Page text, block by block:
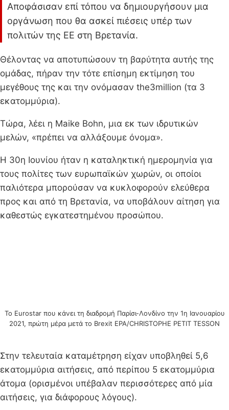
Αποφάσισαν επί τόπου να δημιουργήσουν μια
οργάνωση που θα ασκεί πιέσεις υπέρ των
πολιτών της ΕΕ στη Βρετανία.
Θέλοντας να αποτυπώσουν τη βαρύτητα αυτής της
ομάδας, πήραν την τότε επίσημη εκτίμηση του
μεγέθους της και την ονόμασαν the3million (τα 3
εκατομμύρια).
Τώρα, λέει η Maike Bohn, μια εκ των ιδρυτικών
μελών, «πρέπει να αλλάξουμε όνομα».
Η 30η Ιουνίου ήταν η καταληκτική ημερομηνία για
τους πολίτες των ευρωπαϊκών χωρών, οι οποίοι
παλιότερα μπορούσαν να κυκλοφορούν ελεύθερα
προς και από τη Βρετανία, να υποβάλουν αίτηση για
καθεστώς εγκατεστημένου προσώπου.
Το Eurostar που κάνει τη διαδρομή Παρίσι-Λονδίνο την 1η Ιανουαρίου
2021, πρώτη μέρα μετά το Brexit EPA/CHRISTOPHE PETIT TESSON
Στην τελευταία καταμέτρηση είχαν υποβληθεί 5,6
εκατομμύρια αιτήσεις, από περίπου 5 εκατομμύρια
άτομα (ορισμένοι υπέβαλαν περισσότερες από μία
αιτήσεις, για διάφορους λόγους).